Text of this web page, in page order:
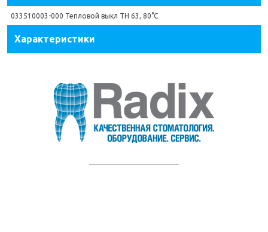
033510003-000 Тепловой выкл TH 63, 80°C
Характеристики